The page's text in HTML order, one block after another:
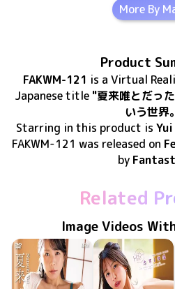
More By
Product
FAKWM-121 is a Virtual
Japanese title "夏来唯とだっ
いう世界
Starring in this product is
FAKWM-121 was released on
by
Related
Image Videos